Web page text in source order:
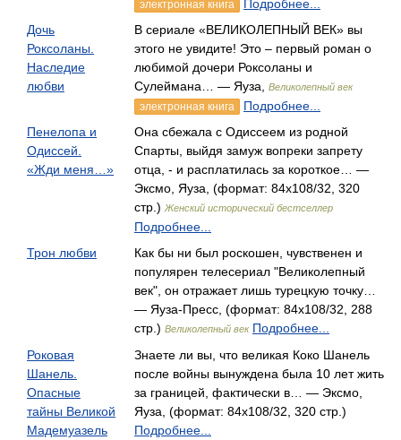
электронная книга
Подробнее...
Дочь
Роксоланы.
Наследие
любви
В сериале «ВЕЛИКОЛЕПНЫЙ ВЕК» вы
этого не увидите! Это – первый роман о
любимой дочери Роксоланы и
Сулеймана… — Яуза,
Великолепный век
электронная книга
Подробнее...
Пенелопа и
Одиссей.
«Жди меня…»
Она сбежала с Одиссеем из родной
Спарты, выйдя замуж вопреки запрету
отца, - и расплатилась за короткое… —
Эксмо, Яуза, (формат: 84x108/32, 320
стр.) Женский исторический бестселлер
Подробнее...
Трон любви
Как бы ни был роскошен, чувственен и
популярен телесериал "Великолепный
век", он отражает лишь турецкую точку…
— Яуза-Пресс, (формат: 84x108/32, 288
стр.) Великолепный век Подробнее...
Роковая
Шанель.
Опасные
тайны Великой
Мадемуазель
Знаете ли вы, что великая Коко Шанель
после войны вынуждена была 10 лет жить
за границей, фактически в… — Эксмо,
Яуза, (формат: 84x108/32, 320 стр.)
Подробнее...